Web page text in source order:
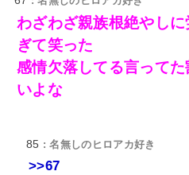
わざわざ親族根絶やし
ぎて笑った
感情欠落してる言って
いよな
85 : 名無しのヒロアカ好き
>>67